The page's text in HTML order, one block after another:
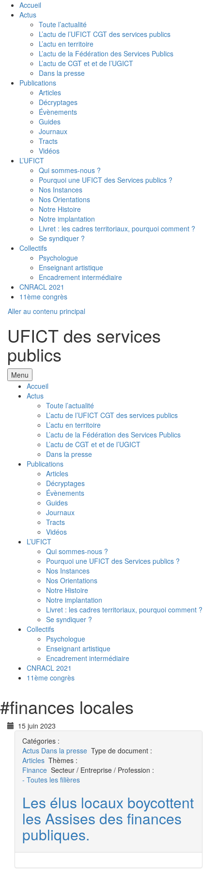
Accueil
Actus
Toute l’actualité
L’actu de l’UFICT CGT des services publics
L’actu en territoire
L’actu de la Fédération des Services Publics
L’actu de CGT et et de l’UGICT
Dans la presse
Publications
Articles
Décryptages
Évènements
Guides
Journaux
Tracts
Vidéos
L’UFICT
Qui sommes-nous ?
Pourquoi une UFICT des Services publics ?
Nos Instances
Nos Orientations
Notre Histoire
Notre implantation
Livret : les cadres territoriaux, pourquoi comment ?
Se syndiquer ?
Collectifs
Psychologue
Enseignant artistique
Encadrement intermédiaire
CNRACL 2021
11ème congrès
Aller au contenu principal
UFICT des services
publics
Menu
Accueil
Actus
Toute l’actualité
L’actu de l’UFICT CGT des services publics
L’actu en territoire
L’actu de la Fédération des Services Publics
L’actu de CGT et et de l’UGICT
Dans la presse
Publications
Articles
Décryptages
Évènements
Guides
Journaux
Tracts
Vidéos
L’UFICT
Qui sommes-nous ?
Pourquoi une UFICT des Services publics ?
Nos Instances
Nos Orientations
Notre Histoire
Notre implantation
Livret : les cadres territoriaux, pourquoi comment ?
Se syndiquer ?
Collectifs
Psychologue
Enseignant artistique
Encadrement intermédiaire
CNRACL 2021
11ème congrès
#finances locales
15 juin 2023
Catégories :
Actus Dans la presse Type de document :
Articles Thèmes :
Finance Secteur / Entreprise / Profession :
- Toutes les filières
Les élus locaux boycottent
les Assises des finances
publiques.